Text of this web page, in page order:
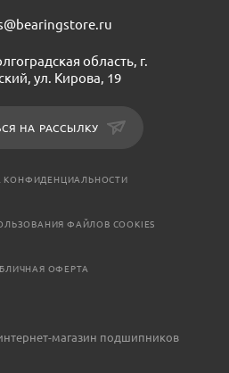
область, г.
ул. Кирова, 19
НА РАССЫЛКУ
КОНФИДЕНЦИАЛЬНОСТИ
ФАЙЛОВ COOKIES
ОФЕРТА
магазин подшипников